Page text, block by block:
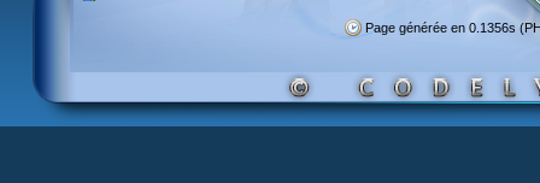
Page générée en 0.1356s